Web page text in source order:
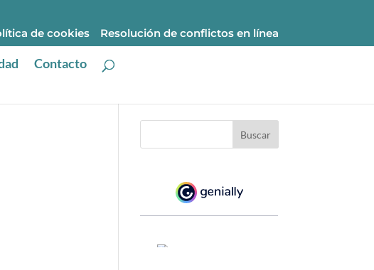
de cookies Resolución de conflictos en línea
Contacto